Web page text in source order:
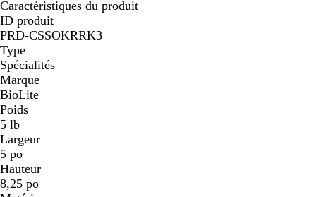
Caractéristiques du produit
ID produit
PRD-CSSOKRRK3
Type
Spécialités
Marque
BioLite
Poids
5 lb
Largeur
5 po
Hauteur
8,25 po